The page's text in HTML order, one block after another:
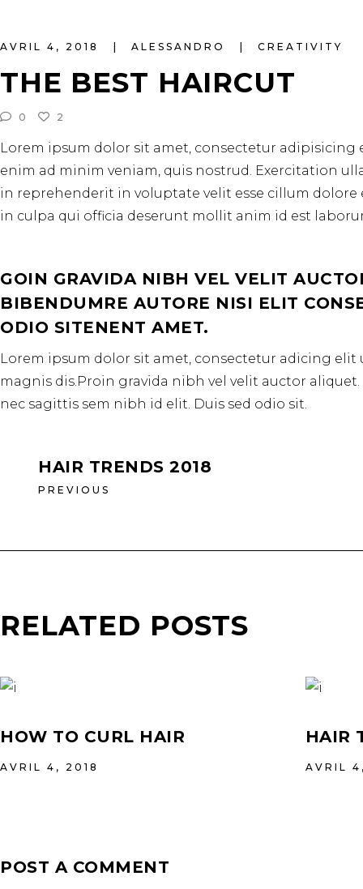
AVRIL 4, 2018 ALESSANDRO CREATIVITY
THE BEST HAIRCUT
0 2
Lorem ipsum dolor sit amet, consectetur
enim ad minim veniam, quis nostrud. Exercitation
in reprehenderit in voluptate velit esse cillum
in culpa qui officia deserunt mollit anim id est
GOIN GRAVIDA NIBH VEL VELIT
BIBENDUMRE AUTORE NISI ELIT
ODIO SITENENT AMET.
Lorem ipsum dolor sit amet, consectetur adicing
magnis dis.Proin gravida nibh vel velit auctor
nec sagittis sem nibh id elit. Duis sed odio sit.
HAIR TRENDS 2018
PREVIOUS
RELATED POSTS
HOW TO CURL HAIR
AVRIL 4, 2018
HAIR
AVRIL
POST A COMMENT